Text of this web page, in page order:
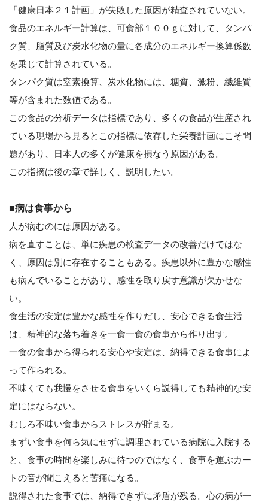
「健康日本２１計画」が失敗した原因が精査されていない。
食品のエネルギー計算は、可食部１００ｇに対して、タンパ
ク質、脂質及び炭水化物の量に各成分のエネルギー換算係数
を乗じて計算されている。
タンパク質は窒素換算、炭水化物には、糖質、澱粉、繊維質
等が含まれた数値である。
この食品の分析データは指標であり、多くの食品が生産され
ている現場から見るとこの指標に依存した栄養計画にこそ問
題があり、日本人の多くが健康を損なう原因がある。
この指摘は後の章で詳しく、説明したい。
■病は食事から
人が病むのには原因がある。
病を直すことは、単に疾患の検査データの改善だけではな
く、原因は別に存在することもある。疾患以外に豊かな感性
も病んでいることがあり、感性を取り戻す意識が欠かせな
い。
食生活の安定は豊かな感性を作りだし、安心できる食生活
は、精神的な落ち着きを一食一食の食事から作り出す。
一食の食事から得られる安心や安定は、納得できる食事によ
って作られる。
不味くても我慢をさせる食事をいくら説得しても精神的な安
定にはならない。
むしろ不味い食事からストレスが貯まる。
まずい食事を何ら気にせずに調理されている病院に入院する
と、食事の時間を楽しみに待つのではなく、食事を運ぶカー
トの音が聞こえると苦痛になる。
説得された食事では、納得できずに矛盾が残る。心の病が一